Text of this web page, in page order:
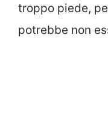
troppo piede,
potrebbe non